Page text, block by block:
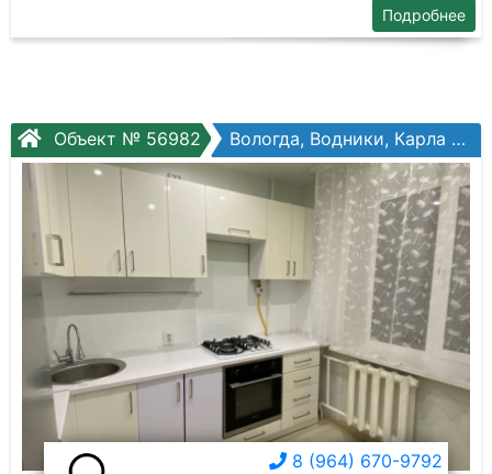
Подробнее
Объект № 56982 Вологда, Водники, Карла Маркса ул, №103а
8 (964) 670-9792